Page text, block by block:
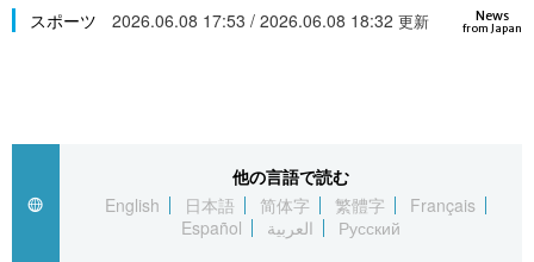
Русский
カテゴリー
経済・ビジネス
国際
トップ
アーカイブ
In-depth
Japan Data
News
from Japan
スポーツ 2026.06.08 17:53 / 2026.06.08 18:32 更新
他の言語で読む
English
日本語 简体字 繁體字
Français
Español
العربية Русский